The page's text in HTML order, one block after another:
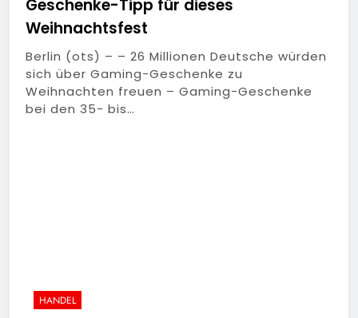
Geschenke-Tipp für dieses
Weihnachtsfest
Berlin (ots) – – 26 Millionen Deutsche würden
sich über Gaming-Geschenke zu
Weihnachten freuen – Gaming-Geschenke
bei den 35- bis…
HANDEL